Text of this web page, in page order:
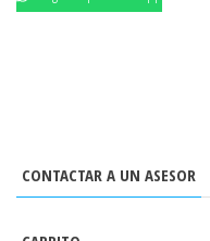
CONTACTAR A UN ASESOR